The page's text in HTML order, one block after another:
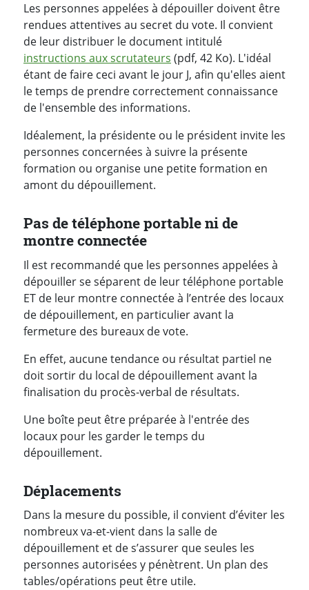
Les personnes appelées à dépouiller doivent être
rendues attentives au secret du vote. Il convient
de leur distribuer le document intitulé
instructions aux scrutateurs (pdf, 42 Ko). L'idéal
étant de faire ceci avant le jour J, afin qu'elles aient
le temps de prendre correctement connaissance
de l'ensemble des informations.
Idéalement, la présidente ou le président invite les
personnes concernées à suivre la présente
formation ou organise une petite formation en
amont du dépouillement.
Pas de téléphone portable ni de
montre connectée
Il est recommandé que les personnes appelées à
dépouiller se séparent de leur téléphone portable
ET de leur montre connectée à l’entrée des locaux
de dépouillement, en particulier avant la
fermeture des bureaux de vote.
En effet, aucune tendance ou résultat partiel ne
doit sortir du local de dépouillement avant la
finalisation du procès-verbal de résultats.
Une boîte peut être préparée à l'entrée des
locaux pour les garder le temps du
dépouillement.
Déplacements
Dans la mesure du possible, il convient d’éviter les
nombreux va-et-vient dans la salle de
dépouillement et de s’assurer que seules les
personnes autorisées y pénètrent. Un plan des
tables/opérations peut être utile.